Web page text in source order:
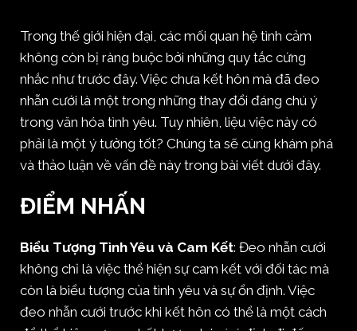
Trong thế giới hiện đại, các mối quan hệ tình cảm
không còn bị ràng buộc bởi những quy tắc cứng
nhắc như trước đây. Việc chưa kết hôn mà đã đeo
nhẫn cưới là một trong những thay đổi đáng chú ý
trong văn hóa tình yêu. Tuy nhiên, liệu việc này có
phải là một ý tưởng tốt? Chúng ta sẽ cùng khám phá
và thảo luận về vấn đề này trong bài viết dưới đây.
ĐIỂM NHẤN
Biểu Tượng Tình Yêu và Cam Kết: Đeo nhẫn cưới
không chỉ là việc thể hiện sự cam kết với đối tác mà
còn là biểu tượng của tình yêu và sự ổn định. Việc
đeo nhẫn cưới trước khi kết hôn có thể là một cách